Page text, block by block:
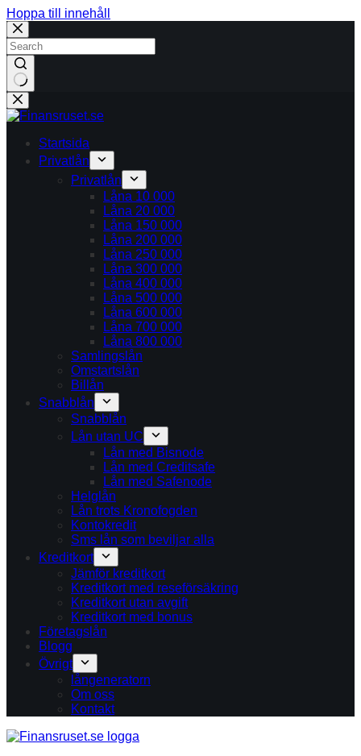
Hoppa till innehåll
Inga
resultat
Startsida
Privatlån
Privatlån
Låna 10 000
Låna 20 000
Låna 150 000
Låna 200 000
Låna 250 000
Låna 300 000
Låna 400 000
Låna 500 000
Låna 600 000
Låna 700 000
Låna 800 000
Samlingslån
Omstartslån
Billån
Snabblån
Snabblån
Lån utan UC
Lån med Bisnode
Lån med Creditsafe
Lån med Safenode
Helglån
Lån trots Kronofogden
Kontokredit
Sms lån som beviljar alla
Kreditkort
Jämför kreditkort
Kreditkort med reseförsäkring
Kreditkort utan avgift
Kreditkort med bonus
Företagslån
Blogg
Övrigt
långeneratorn
Om oss
Kontakt